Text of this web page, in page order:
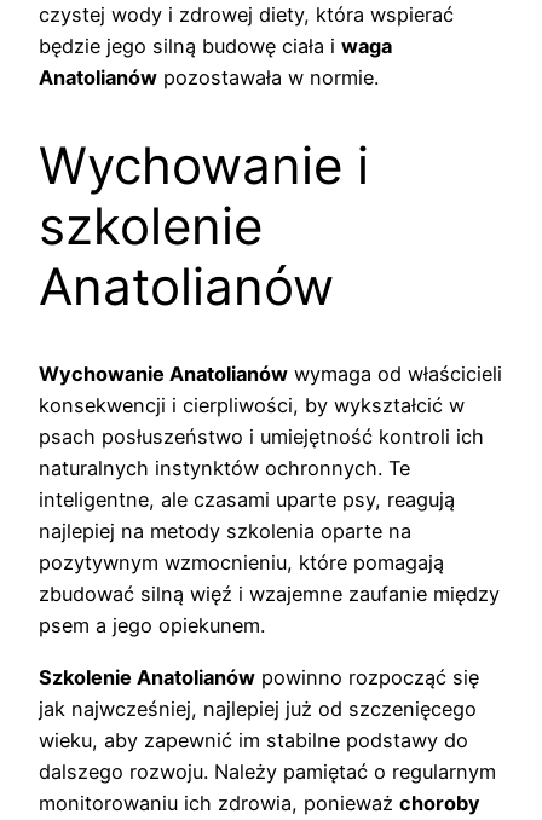
czystej wody i zdrowej diety, która wspierać
będzie jego silną budowę ciała i waga
Anatolianów pozostawała w normie.
Wychowanie i
szkolenie
Anatolianów
Wychowanie Anatolianów wymaga od właścicieli
konsekwencji i cierpliwości, by wykształcić w
psach posłuszeństwo i umiejętność kontroli ich
naturalnych instynktów ochronnych. Te
inteligentne, ale czasami uparte psy, reagują
najlepiej na metody szkolenia oparte na
pozytywnym wzmocnieniu, które pomagają
zbudować silną więź i wzajemne zaufanie między
psem a jego opiekunem.
Szkolenie Anatolianów powinno rozpocząć się
jak najwcześniej, najlepiej już od szczenięcego
wieku, aby zapewnić im stabilne podstawy do
dalszego rozwoju. Należy pamiętać o regularnym
monitorowaniu ich zdrowia, ponieważ choroby